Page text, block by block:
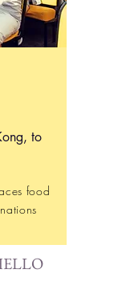
to
food